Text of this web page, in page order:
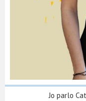
Jo parlo